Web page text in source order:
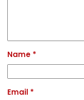
Name *
Email *